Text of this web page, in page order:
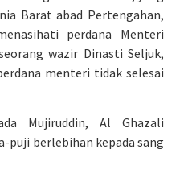
Barat abad Pertengahan,
perdana Menteri
wazir Dinasti Seljuk,
menteri tidak selesai
Mujiruddin, Al Ghazali
puji berlebihan kepada sang